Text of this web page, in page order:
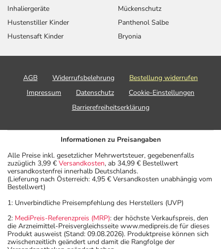
Inhaliergeräte
Hustenstiller Kinder
Hustensaft Kinder
Mückenschutz
Panthenol Salbe
Bryonia
AGB Widerrufsbelehrung
Bestellung widerrufen
Impressum
Datenschutz
Cookie-Einstellungen
Barrierefreiheitserklärung
Informationen zu Preisangaben
Alle Preise inkl. gesetzlicher Mehrwertsteuer, gegebenenfalls
zuzüglich 3,99 € Versandkosten, ab 34,99 € Bestellwert
versandkostenfrei innerhalb Deutschlands.
(Lieferung nach Österreich: 4,95 € Versandkosten unabhängig vom
Bestellwert)
1: Unverbindliche Preisempfehlung des Herstellers (UVP)
2: MediPreis-Referenzpreis (MRP): der höchste Verkaufspreis, den
die Arzneimittel-Preisvergleichsseite www.medipreis.de für dieses
Produkt ausweist (Stand: 09.08.2026). Produktpreise können sich
zwischenzeitlich geändert und damit die Rangfolge der